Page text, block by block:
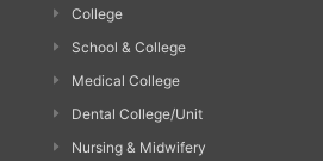
College
School & College
Medical College
Dental College/Unit
Nursing & Midwifery